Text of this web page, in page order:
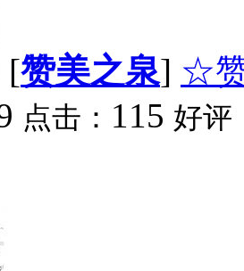
[赞美之泉] ☆
点击： 115 好评